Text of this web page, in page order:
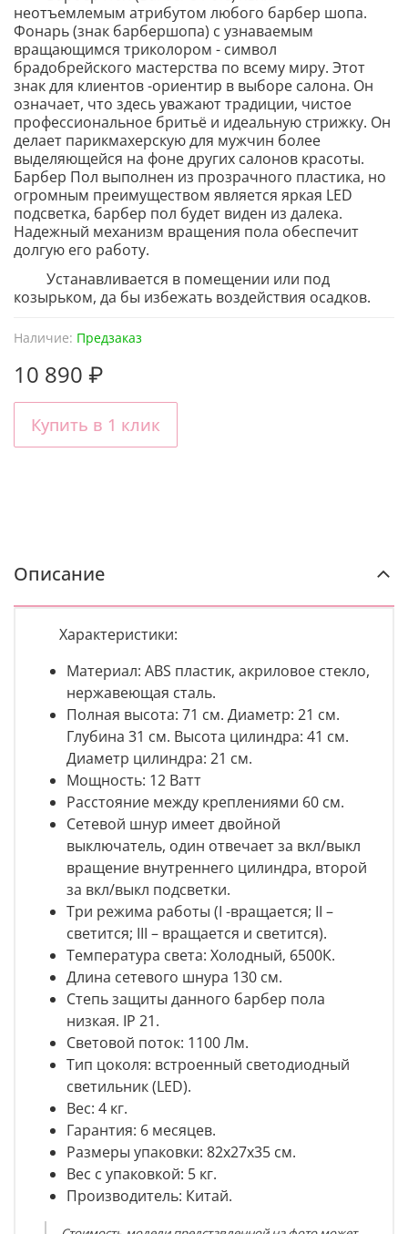
Наличие: Предзаказ
10 890 ₽
Купить в 1 клик
неотъемлемым атрибутом любого барбер шопа.
Фонарь (знак барбершопа) с узнаваемым
вращающимся триколором - символ
брадобрейского мастерства по всему миру. Этот
знак для клиентов -ориентир в выборе салона. Он
означает, что здесь уважают традиции, чистое
профессиональное бритьё и идеальную стрижку. Он
делает парикмахерскую для мужчин более
выделяющейся на фоне других салонов красоты.
Барбер Пол выполнен из прозрачного пластика, но
огромным преимуществом является яркая LED
подсветка, барбер пол будет виден из далека.
Надежный механизм вращения пола обеспечит
долгую его работу.
Устанавливается в помещении или под
козырьком, да бы избежать воздействия осадков.
Описание
Характеристики:
Материал: ABS пластик, акриловое стекло,
нержавеющая сталь.
Полная высота: 71 см. Диаметр: 21 см.
Глубина 31 см. Высота цилиндра: 41 см.
Диаметр цилиндра: 21 см.
Мощность: 12 Ватт
Расстояние между креплениями 60 см.
Cетевой шнур имеет двойной
выключатель, один отвечает за вкл/выкл
вращение внутреннего цилиндра, второй
за вкл/выкл подсветки.
Три режима работы (I -вращается; II –
светится; III – вращается и светится).
Температура света: Холодный, 6500К.
Длина сетевого шнура 130 см.
Степь защиты данного барбер пола
низкая. IP 21.
Световой поток: 1100 Лм.
Тип цоколя: встроенный светодиодный
светильник (LED).
Вес: 4 кг.
Гарантия: 6 месяцев.
Размеры упаковки: 82х27х35 см.
Вес с упаковкой: 5 кг.
Производитель: Китай.